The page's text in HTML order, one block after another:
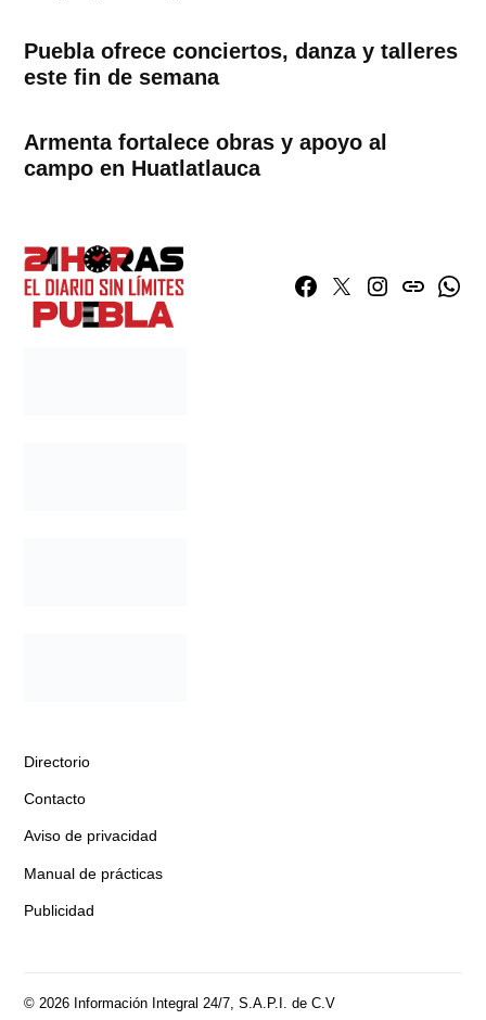
Puebla ofrece conciertos, danza y talleres
este fin de semana
Armenta fortalece obras y apoyo al
campo en Huatlatlauca
Facebook
TwitterInstagram
issuu
Directorio
Contacto
Aviso de privacidad
Manual de prácticas
Publicidad
© 2026 Información Integral 24/7, S.A.P.I. de C.V